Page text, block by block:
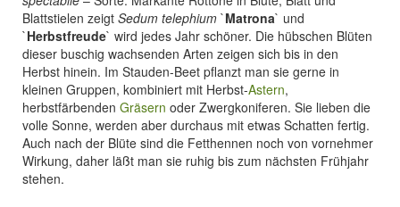
Blattstielen zeigt Sedum telephium `Matrona` und
`Herbstfreude` wird jedes Jahr schöner. Die hübschen Blüten
dieser buschig wachsenden Arten zeigen sich bis in den
Herbst hinein. Im Stauden-Beet pflanzt man sie gerne in
kleinen Gruppen, kombiniert mit Herbst-Astern,
herbstfärbenden Gräsern oder Zwergkoniferen. Sie lieben die
volle Sonne, werden aber durchaus mit etwas Schatten fertig.
Auch nach der Blüte sind die Fetthennen noch von vornehmer
Wirkung, daher läßt man sie ruhig bis zum nächsten Frühjahr
stehen.